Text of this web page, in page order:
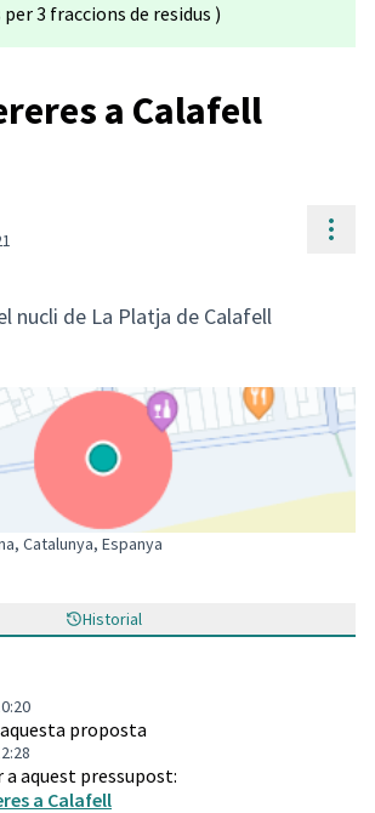
3 fraccions de residus )
a Calafell
nucli de La Platja de Calafell
Catalunya, Espanya
Historial
aquesta proposta
a aquest pressupost:
a Calafell